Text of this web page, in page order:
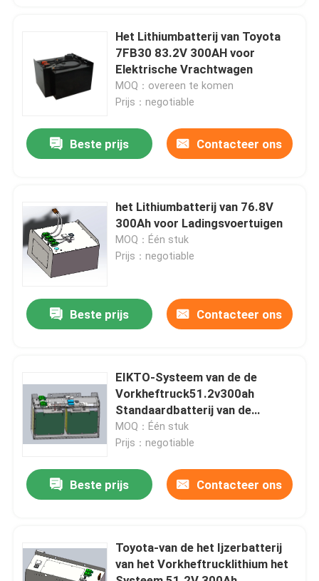
Producten
Ongeveer ons
Fabrieksreis
Contacteer ons
Verzoek om een Citaat
De Batterij van het vorkheftrucklithium
Het Lithiumbatterij van de energieopslag
Het Lithiumbatterij van Toyota
7FB30 83.2V 300AH voor
Elektrische Vrachtwagen
MOQ：overeen te komen
Prijs：negotiable
Beste prijs Contacteer ons
het Lithiumbatterij van 76.8V
300Ah voor Ladingsvoertuigen
MOQ：Één stuk
Prijs：negotiable
Beste prijs Contacteer ons
EIKTO-Systeem van de de
Vorkheftruck51.2v300ah
Standaardbatterij van de
Lithiumbatterij het Elektrische
MOQ：Één stuk
Prijs：negotiable
Beste prijs Contacteer ons
Toyota-van de het Ijzerbatterij
van het Vorkheftrucklithium het